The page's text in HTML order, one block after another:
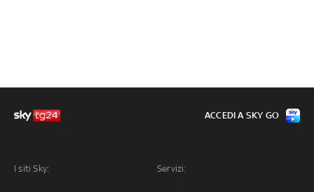
I siti Sky: Servizi:
ACCEDI A SKY GO